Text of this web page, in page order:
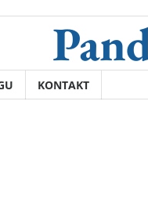
KONTAKT